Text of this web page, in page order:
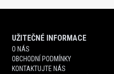
UŽITEČNÉ INFORMACE
O NÁS
OBCHODNÍ PODMÍNKY
KONTAKTUJTE NÁS